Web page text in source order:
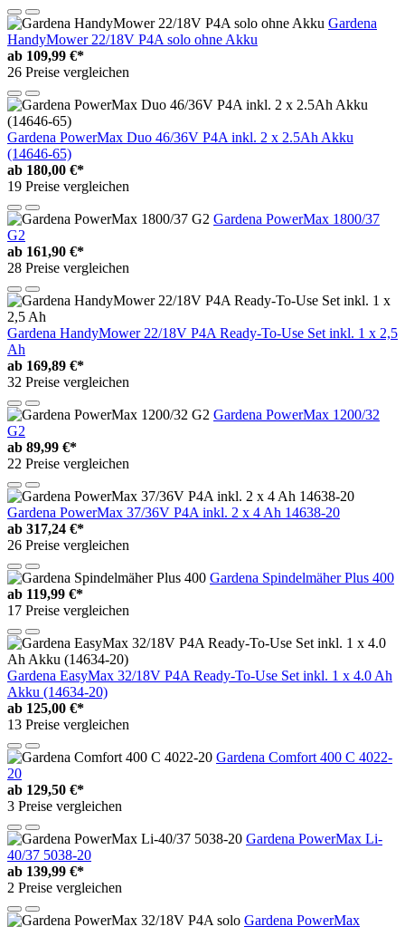
Gardena
HandyMower 22/18V P4A solo ohne Akku
ab 109,99 €*
26 Preise vergleichen
Gardena PowerMax Duo 46/36V P4A inkl. 2 x 2.5Ah Akku
(14646-65)
ab 180,00 €*
19 Preise vergleichen
Gardena PowerMax 1800/37
G2
ab 161,90 €*
28 Preise vergleichen
Gardena HandyMower 22/18V P4A Ready-To-Use Set inkl. 1 x 2,5
Ah
ab 169,89 €*
32 Preise vergleichen
Gardena PowerMax 1200/32
G2
ab 89,99 €*
22 Preise vergleichen
Gardena PowerMax 37/36V P4A inkl. 2 x 4 Ah 14638-20
ab 317,24 €*
26 Preise vergleichen
Gardena Spindelmäher Plus 400
ab 119,99 €*
17 Preise vergleichen
Gardena EasyMax 32/18V P4A Ready-To-Use Set inkl. 1 x 4.0 Ah
Akku (14634-20)
ab 125,00 €*
13 Preise vergleichen
Gardena Comfort 400 C 4022-
20
ab 129,50 €*
3 Preise vergleichen
Gardena PowerMax Li-
40/37 5038-20
ab 139,99 €*
2 Preise vergleichen
Gardena PowerMax